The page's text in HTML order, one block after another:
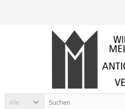
Alle